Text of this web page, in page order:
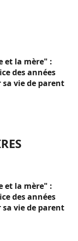
et la mère" :
des années
sa vie de parent
et la mère" :
des années
sa vie de parent